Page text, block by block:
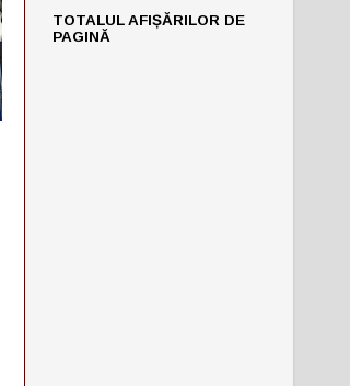
TOTALUL AFIȘĂRILOR DE
PAGINĂ